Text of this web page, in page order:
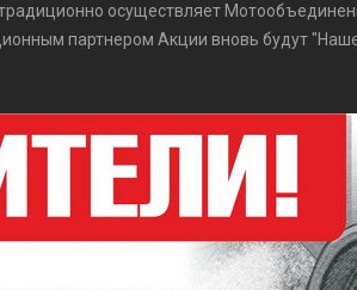
осуществляет
партнером Акции вновь будут